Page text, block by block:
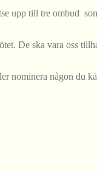
upp till tre ombud
De ska vara oss
nominera någon du